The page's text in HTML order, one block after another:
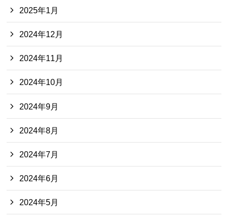
2025年1月
2024年12月
2024年11月
2024年10月
2024年9月
2024年8月
2024年7月
2024年6月
2024年5月